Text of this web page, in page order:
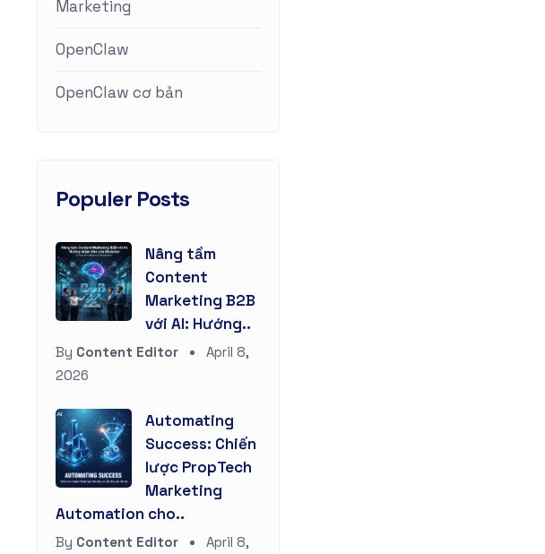
Marketing
OpenClaw
OpenClaw cơ bản
Populer Posts
Nâng tầm
Content
Marketing B2B
với AI: Hướng..
By Content Editor
April 8,
2026
Automating
Success: Chiến
lược PropTech
Marketing
Automation cho..
By Content Editor
April 8,